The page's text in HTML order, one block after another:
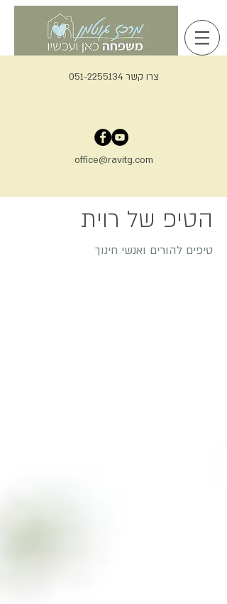
צרו קשר 051-2255134
office@ravitg.com
הטיפ של רוית
טיפים להורים ואנשי חינוך